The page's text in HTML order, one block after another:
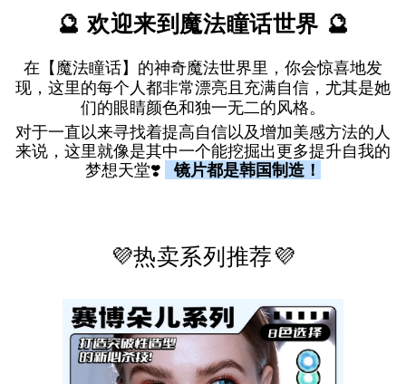
🔮 欢迎来到魔法瞳话世界 🔮
在【魔法瞳话】的神奇魔法世界里，你会惊喜地发
现， 这里的每个人都非常漂亮且充满自信， 尤其是她
们的眼睛颜色和独一无二的风格。
对于一直以来寻找着提高自信以及增加美感方法的人
来说， 这里就像是其中一个能挖掘出更多提升自我的
梦想天堂❣️
镜片都是韩国制造 ！
💜热卖系列推荐💜